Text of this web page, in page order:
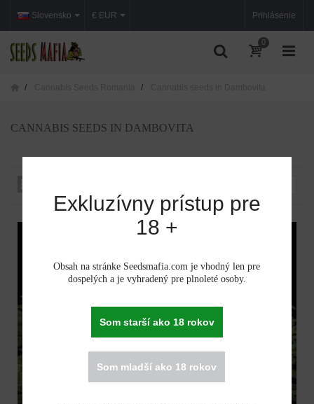
Slovensko Prihlásenie
€ EUR
0
CANNABIS SEEDS IN DAMBOVITA
Exkluzívny prístup pre
18 +
Obsah na stránke Seedsmafia.com je vhodný len pre
dospelých a je vyhradený pre plnoleté osoby.
Som starší ako 18 rokov
Som mladší ako 18 rokov